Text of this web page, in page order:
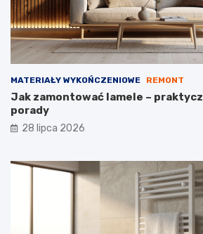
MATERIAŁY WYKOŃCZENIOWE REMONT
Jak zamontować lamele –
porady
28 lipca 2026